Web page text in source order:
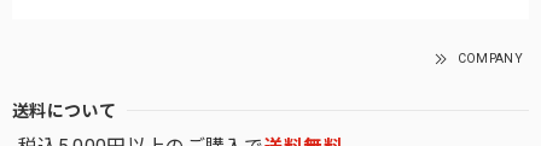
COMPANY
送料について